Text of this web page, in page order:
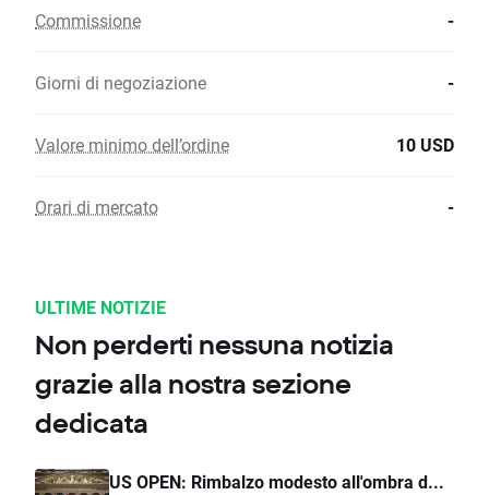
Commissione -
Giorni di negoziazione -
Valore minimo dell’ordine 10 USD
Orari di mercato -
ULTIME NOTIZIE
Non perderti nessuna notizia
grazie alla nostra sezione
dedicata
US OPEN: Rimbalzo modesto all'ombra d...